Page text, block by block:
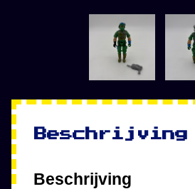
Beschrijving
Beschrijving